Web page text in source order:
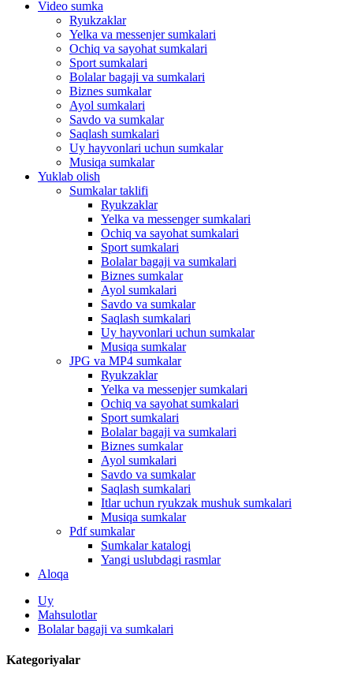
Video sumka
Ryukzaklar
Yelka va messenjer sumkalari
Ochiq va sayohat sumkalari
Sport sumkalari
Bolalar bagaji va sumkalari
Biznes sumkalar
Ayol sumkalari
Savdo va sumkalar
Saqlash sumkalari
Uy hayvonlari uchun sumkalar
Musiqa sumkalar
Yuklab olish
Sumkalar taklifi
Ryukzaklar
Yelka va messenger sumkalari
Ochiq va sayohat sumkalari
Sport sumkalari
Bolalar bagaji va sumkalari
Biznes sumkalar
Ayol sumkalari
Savdo va sumkalar
Saqlash sumkalari
Uy hayvonlari uchun sumkalar
Musiqa sumkalar
JPG va MP4 sumkalar
Ryukzaklar
Yelka va messenjer sumkalari
Ochiq va sayohat sumkalari
Sport sumkalari
Bolalar bagaji va sumkalari
Biznes sumkalar
Ayol sumkalari
Savdo va sumkalar
Saqlash sumkalari
Itlar uchun ryukzak mushuk sumkalari
Musiqa sumkalar
Pdf sumkalar
Sumkalar katalogi
Yangi uslubdagi rasmlar
Aloqa
Uy
Mahsulotlar
Bolalar bagaji va sumkalari
Kategoriyalar